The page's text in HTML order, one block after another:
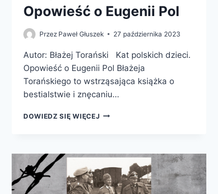
Opowieść o Eugenii Pol
Przez Paweł Głuszek 27 października 2023
Autor: Błażej Torański Kat polskich dzieci.
Opowieść o Eugenii Pol Błażeja
Torańskiego to wstrząsająca książka o
bestialstwie i znęcaniu…
DOWIEDZ SIĘ WIĘCEJ KAT
O
POL